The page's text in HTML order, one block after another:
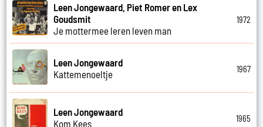
Leen Jongewaard, Piet Romer en Lex
Goudsmit
Je mottermee leren leven man
1972
Leen Jongewaard
Kattemenoeltje
1967
Leen Jongewaard
Kom Kees
1965